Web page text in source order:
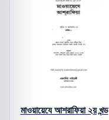
মাওয়ায়েযে আশরাফিয়া ২য় খন্ড